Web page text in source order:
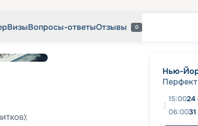
ВизыВопросы-ответыОтзывы 0
Нью-
15:0024
06:00